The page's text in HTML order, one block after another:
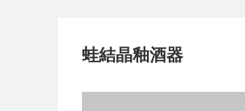
蛙結晶釉酒器